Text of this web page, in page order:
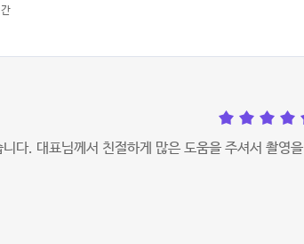
다. 대표님께서 친절하게 많은 도움을 주셔서 촬영을